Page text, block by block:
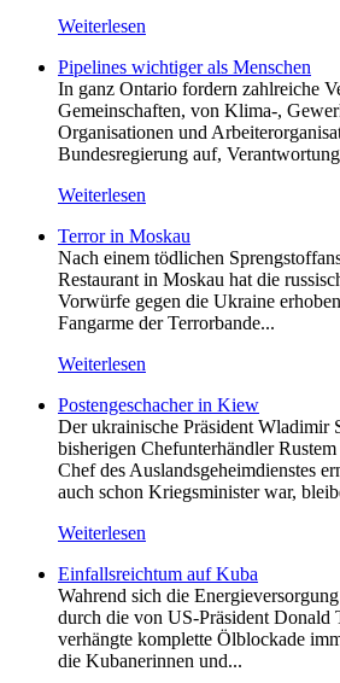
Weiterlesen
Pipelines wichtiger als Menschen
In ganz Ontario fordern zahlreiche
Gemeinschaften, von Klima-,
Organisationen und
Bundesregierung auf,
Weiterlesen
Terror in Moskau
Nach einem tödlichen
Restaurant in Moskau hat die
Vorwürfe gegen die Ukraine
Fangarme der Terrorbande...
Weiterlesen
Postengeschacher in Kiew
Der ukrainische Präsident Wladimir
bisherigen Chefunterhändler
Chef des Auslandsgeheimdienstes
auch schon Kriegsminister war,
Weiterlesen
Einfallsreichtum auf Kuba
Wahrend sich die
durch die von US-Präsident Donald
verhängte komplette Ölblockade
die Kubanerinnen und...